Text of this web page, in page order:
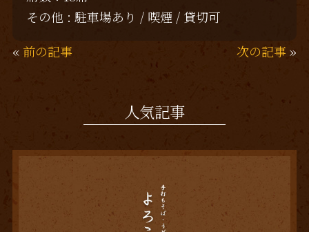
その他 : 駐車場あり / 喫煙 / 貸切可
«前の記事 次の記事 »
人気記事